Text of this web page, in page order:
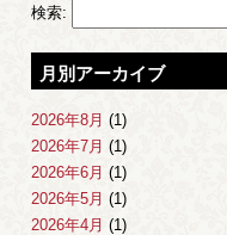
検索:
月別アーカイブ
2026年8月 (1)
2026年7月 (1)
2026年6月 (1)
2026年5月 (1)
2026年4月 (1)